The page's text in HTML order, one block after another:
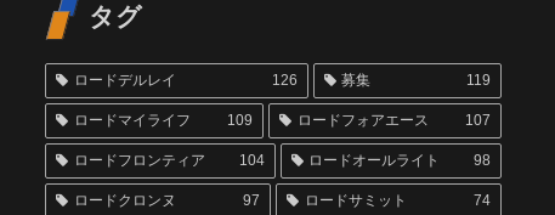
タグ
ロードデルレイ 126 募集 119
ロードマイライフ 109 ロードフォアエース 107
ロードフロンティア 104 ロードオールライト 98
ロードクロンヌ 97 ロードサミット 74